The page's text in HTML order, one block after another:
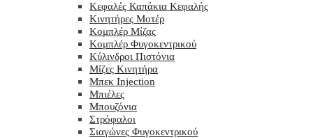
Κεφαλές Καπάκια Κεφαλής
Κινητήρες Μοτέρ
Κομπλέρ Μίζας
Κομπλέρ Φυγοκεντρικού
Κύλινδροι Πιστόνια
Μίζες Κινητήρα
Μπεκ Injection
Μπιέλες
Μπουζόνια
Στρόφαλοι
Σιαγώνες Φυγοκεντρικού